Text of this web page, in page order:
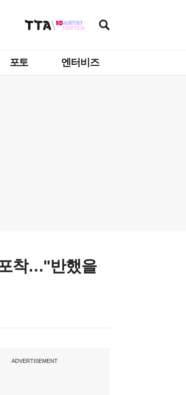
포토 엔터비즈
착…"반했을
ADVERTISEMENT